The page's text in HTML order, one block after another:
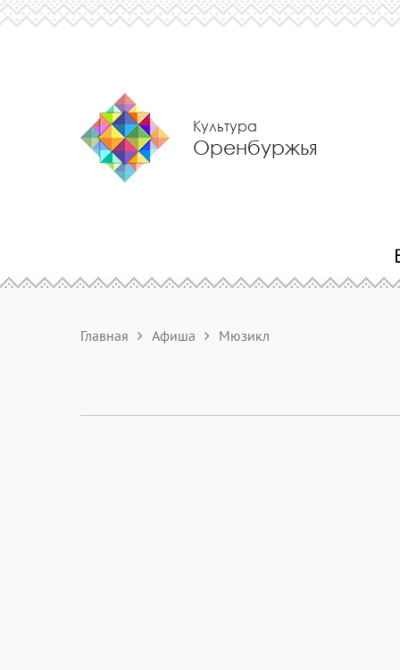
Культура
Оренбуржья
Главная Афиша Мюзикл